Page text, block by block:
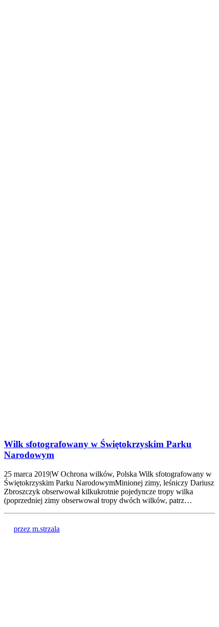
Wilk sfotografowany w Świętokrzyskim Parku
Narodowym
25 marca 2019|W Ochrona wilków, Polska Wilk sfotografowany w
Świętokrzyskim Parku NarodowymMinionej zimy, leśniczy Dariusz
Zbroszczyk obserwował kilkukrotnie pojedyncze tropy wilka
(poprzedniej zimy obserwował tropy dwóch wilków, patrz…
przez m.strzala